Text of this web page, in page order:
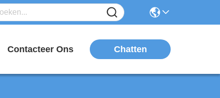
Contacteer Ons Chatten